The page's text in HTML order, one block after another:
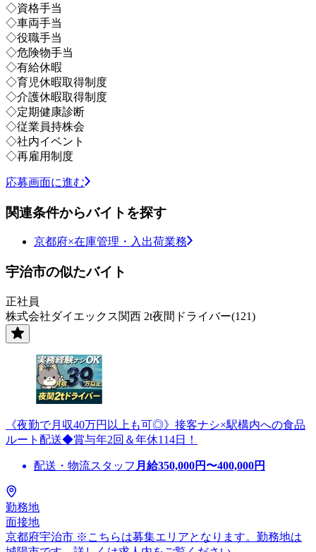
◇資格手当
◇車両手当
◇役職手当
◇危険物手当
◇有給休暇
◇育児休暇取得制度
◇介護休暇取得制度
◇定期健康診断
◇従業員持株会
◇社内イベント
◇再雇用制度
応募画面に進む
関連条件からバイトを探す
京都府×在庫管理・入出荷業務
宇治市の似たバイト
正社員
株式会社ダイエックス関西 2t夜間ドライバー(121)
《夜勤で月収40万円以上も可◎》接客ナシ×駅構内への食品
ルート配送◆賞与年2回＆年休114日！
配送・物流スタッフ 月給350,000円〜400,000円
勤務地
面接地
京都府宇治市 ※こちらは募集エリアとなります。勤務地は